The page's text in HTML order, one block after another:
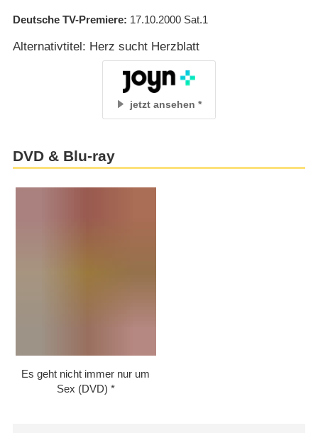
Deutsche TV-Premiere 17.10.2000 Sat.1
Alternativtitel: Herz sucht Herzblatt
jetzt ansehen
DVD & Blu-ray
Es geht nicht immer nur um
Sex (DVD)